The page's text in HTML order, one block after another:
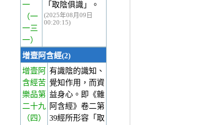
一
（一
一三
一）
「取陰俱識」。
(2025年08月09日
00:20:15)
增壹阿含經(2)
增壹阿
含經苦
樂品第
二十九
（四）
有識陰的識知、
覺知作用，而資
益身心。即《雜
阿含經》卷二第
39經所形容「取